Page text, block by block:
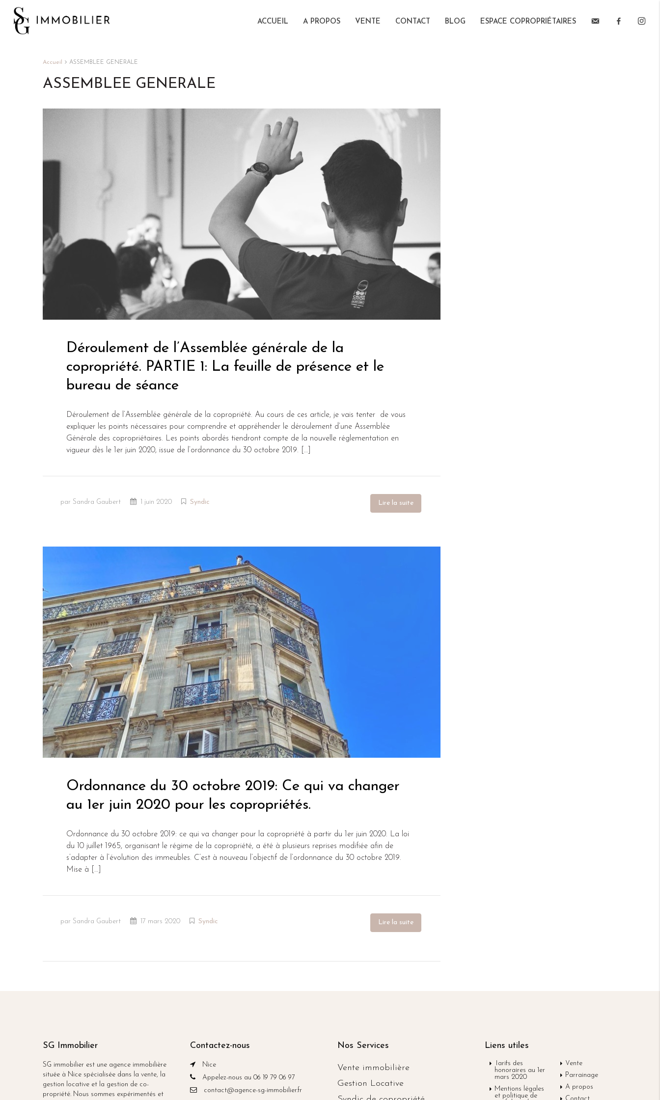
ACCUEIL A PROPOS VENTE CONTACT BLOG ESPACE COPROPRIÉTAIRES EMAIL
Accueil ASSEMBLEE GENERALE
ASSEMBLEE GENERALE
Déroulement de l’Assemblée générale de la
copropriété. PARTIE 1: La feuille de présence et le
bureau de séance
Déroulement de l’Assemblée générale de la copropriété. Au cours de ces article, je vais tenter de vous
expliquer les points nécessaires pour comprendre et appréhender le déroulement d’une Assemblée
Générale des copropriétaires. Les points abordés tiendront compte de la nouvelle réglementation en
vigueur dès le 1er juin 2020, issue de l’ordonnance du 30 octobre 2019. […]
par Sandra Gaubert 1 juin 2020 Syndic Lire la suite
Ordonnance du 30 octobre 2019: Ce qui va changer
au 1er juin 2020 pour les copropriétés.
Ordonnance du 30 octobre 2019: ce qui va changer pour la copropriété à partir du 1er juin 2020. La loi
du 10 juillet 1965, organisant le régime de la copropriété, a été à plusieurs reprises modifiée afin de
s’adapter à l’évolution des immeubles. C’est à nouveau l’objectif de l’ordonnance du 30 octobre 2019.
Mise à […]
par Sandra Gaubert 17 mars 2020 Syndic Lire la suite
SG Immobilier
SG immobilier est une agence immobilière
située à Nice spécialisée dans la vente, la
gestion locative et la gestion de co-
propriété. Nous sommes expérimentés et
Contactez-nous
Nice
Appelez-nous au 06 19 79 06 97
contact@agence-sg-immobilier.fr
Nos Services
Vente immobilière
Gestion Locative
Liens utiles
Tarifs des
honoraires au 1er
mars 2020
Mentions légales
et politique de
Vente
Parrainage
A propos